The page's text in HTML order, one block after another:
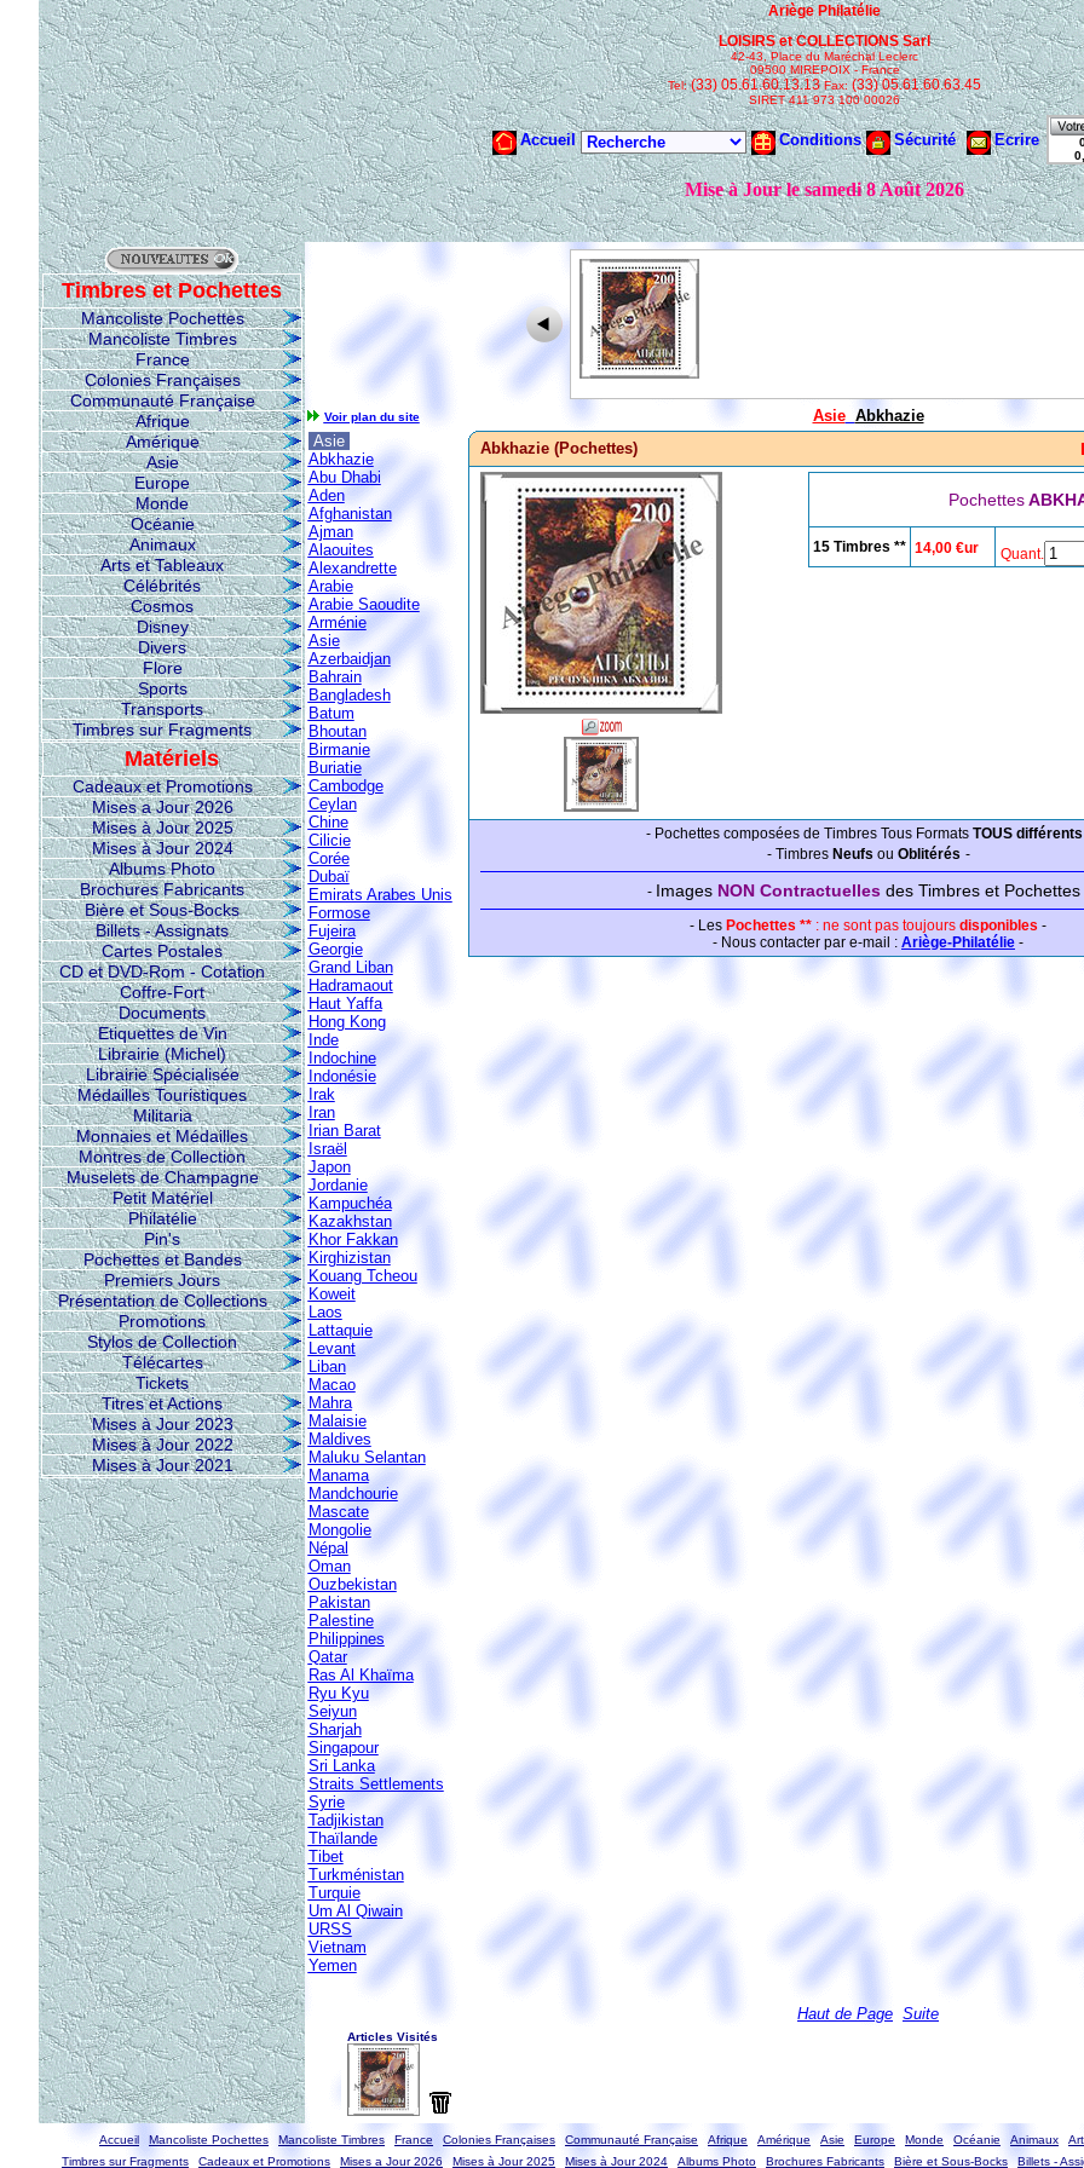
Timbres et Pochettes
Mancoliste Pochettes
Mancoliste Timbres
France
Colonies Françaises
Communauté Française
Afrique
Amérique
Asie
Europe
Monde
Océanie
Animaux
Arts et Tableaux
Célébrités
Cosmos
Disney
Divers
Flore
Sports
Transports
Timbres sur Fragments
Matériels
Cadeaux et Promotions
Mises a Jour 2026
Mises à Jour 2025
Mises à Jour 2024
Albums Photo
Brochures Fabricants
Bière et Sous-Bocks
Billets - Assignats
Cartes Postales
CD et DVD-Rom - Cotation
Coffre-Fort
Documents
Etiquettes de Vin
Librairie (Michel)
Librairie Spécialisée
Médailles Touristiques
Militaria
Monnaies et Médailles
Montres de Collection
Muselets de Champagne
Petit Matériel
Philatélie
Pin's
Pochettes et Bandes
Premiers Jours
Présentation de Collections
Promotions
Stylos de Collection
Télécartes
Tickets
Titres et Actions
Mises à Jour 2023
Mises à Jour 2022
Mises à Jour 2021
Voir plan du site Asie Abkhazie
Asie
Abkhazie
Abu Dhabi
Aden
Afghanistan
Ajman
Alaouites
Alexandrette
Arabie
Arabie Saoudite
Arménie
Asie
Azerbaidjan
Bahrain
Bangladesh
Batum
Bhoutan
Birmanie
Buriatie
Cambodge
Ceylan
Chine
Cilicie
Corée
Dubaï
Emirats Arabes Unis
Formose
Fujeira
Georgie
Grand Liban
Hadramaout
Haut Yaffa
Hong Kong
Inde
Indochine
Indonésie
Irak
Iran
Irian Barat
Israël
Japon
Jordanie
Kampuchéa
Kazakhstan
Khor Fakkan
Kirghizistan
Kouang Tcheou
Koweit
Laos
Lattaquie
Levant
Liban
Macao
Mahra
Malaisie
Maldives
Maluku Selantan
Manama
Mandchourie
Mascate
Mongolie
Népal
Oman
Ouzbekistan
Pakistan
Palestine
Philippines
Qatar
Ras Al Khaïma
Ryu Kyu
Seiyun
Sharjah
Singapour
Sri Lanka
Straits Settlements
Syrie
Tadjikistan
Thaïlande
Tibet
Turkménistan
Turquie
Um Al Qiwain
URSS
Vietnam
Yemen
Abkhazie (Pochettes)
Pochettes
15 Timbres ** 14,00 €ur Quant.
- Pochettes composées de Timbres Tous Formats TOUS différents
- Timbres Neufs ou Oblitérés -
- Images NON Contractuelles des Timbres et Pochettes
- Les Pochettes ** : ne sont pas toujours disponibles -
- Nous contacter par e-mail : Ariège-Philatélie -
Haut de Page Suite
Accueil Mancoliste Pochettes Mancoliste Timbres France Colonies Françaises Communauté Française Afrique Amérique Asie Europe Monde Océanie Animaux
Timbres sur Fragments
Cadeaux et Promotions Mises a Jour 2026 Mises à Jour 2025 Mises à Jour 2024 Albums Photo Brochures Fabricants Bière et Sous-Bocks Billets -